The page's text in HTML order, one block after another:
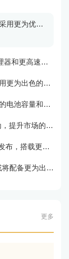
Amazon Fire HD 10传闻曝光，或将采用更为优秀的处理器和屏幕技术
小米发布全系列5G手机：更好的处理器和更高速的网络
Motorola Edge 30传闻曝光，或将采用更为出色的屏幕和实用功能
Ulefone Power Armor 13发布：强悍的电池容量和优秀的相机性能
二手手机市场开展数字文化传承活动，提升市场的文化品位和环境价值
红米Note 10系列手机或将于2021年发布，搭载更出色的处理器和相机系统
Huawei MatePad Pro 2传闻曝光，或将配备更为出色的屏幕和处理器
更多